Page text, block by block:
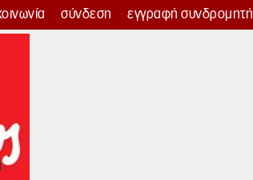
σύνδεση εγγραφή συνδρομητή